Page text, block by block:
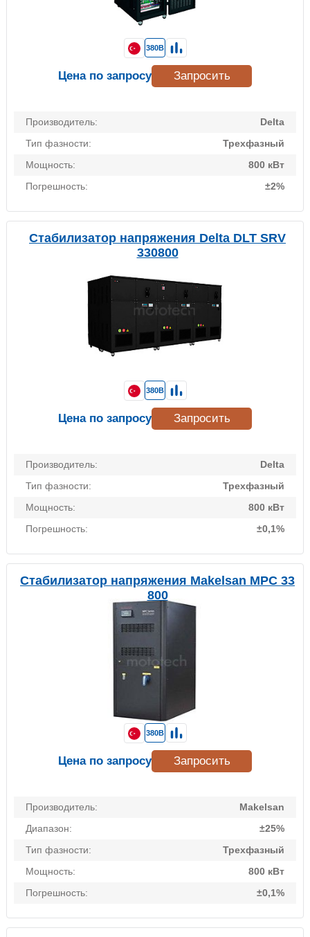
Производитель:
Delta
Тип фазности:
Трехфазный
Мощность:
800 кВт
Погрешность:
±2%
380В
Цена по запросу Запросить
Стабилизатор напряжения Delta DLT SRV
330800
Производитель:
Delta
Тип фазности:
Трехфазный
Мощность:
800 кВт
Погрешность:
±0,1%
380В
Цена по запросу Запросить
Стабилизатор напряжения Makelsan MPC 33
800
Производитель:
Makelsan
Диапазон:
±25%
Тип фазности:
Трехфазный
Мощность:
800 кВт
Погрешность:
±0,1%
380В
Цена по запросу Запросить